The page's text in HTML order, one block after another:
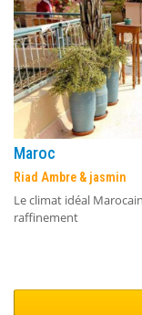
Maroc
Riad Ambre & jasmin
Le climat idéal
raffinement